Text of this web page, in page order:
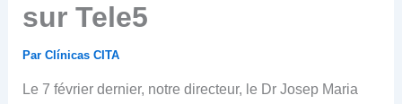
sur Tele5
Par Clínicas CITA
Le 7 février dernier, notre directeur, le Dr Josep Maria